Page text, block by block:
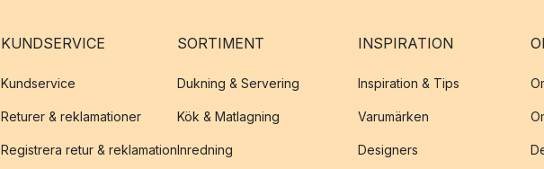
KUNDSERVICE
Kundservice
Returer & reklamationer
Registrera retur & reklamation
SORTIMENT
Dukning & Servering
Kök & Matlagning
Inredning
INSPIRATION
Inspiration & Tips
Varumärken
Designers